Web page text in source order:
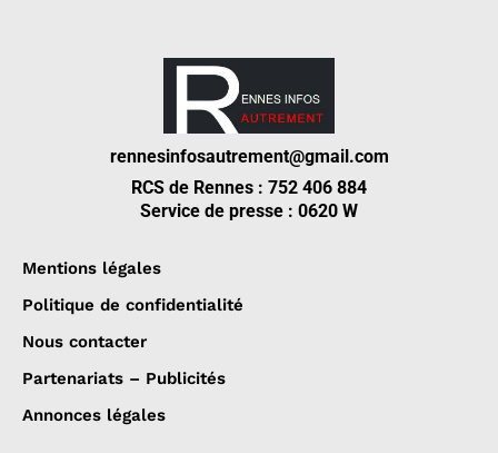
rennesinfosautrement@gmail.com
RCS de Rennes : 752 406 884
Service de presse : 0620 W
Mentions légales
Politique de confidentialité
Nous contacter
Partenariats – Publicités
Annonces légales